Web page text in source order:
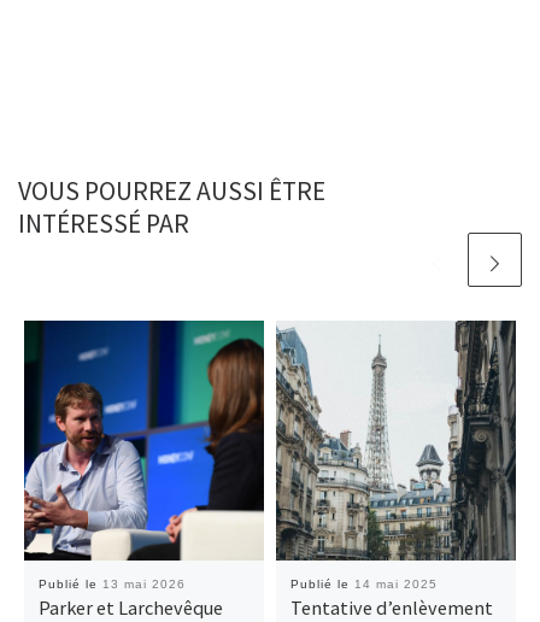
VOUS POURREZ AUSSI ÊTRE
INTÉRESSÉ PAR
Publié le 13 mai 2026
Parker et Larchevêque
Publié le 14 mai 2025
Tentative d’enlèvement